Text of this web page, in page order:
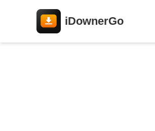
iDownerGo